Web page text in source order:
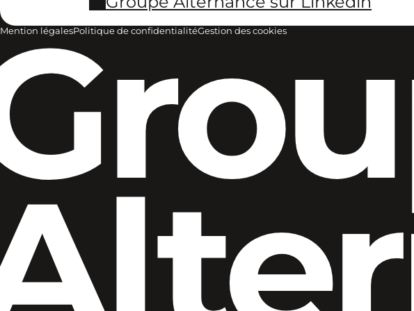
Mention légalesPolitique de confidentialitéGestion des cookies